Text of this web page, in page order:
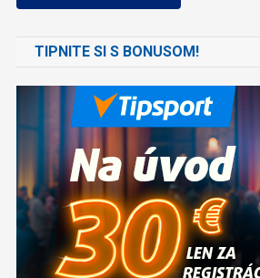
TIPNITE SI S BONUSOM!